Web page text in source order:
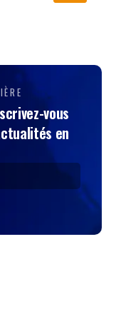
vous
en